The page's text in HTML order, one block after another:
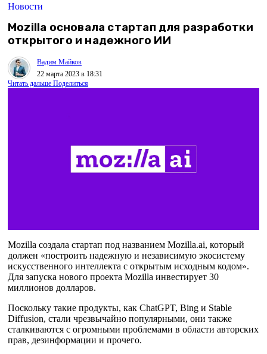
Новости
Mozilla основала стартап для разработки
открытого и надежного ИИ
Вадим Майков
22 марта 2023 в 18:31
Читать дальше Поделиться
Mozilla создала стартап под названием Mozilla.ai, который
должен «построить надежную и независимую экосистему
искусственного интеллекта с открытым исходным кодом».
Для запуска нового проекта Mozilla инвестирует 30
миллионов долларов.
Поскольку такие продукты, как ChatGPT, Bing и Stable
Diffusion, стали чрезвычайно популярными, они также
сталкиваются с огромными проблемами в области авторских
прав, дезинформации и прочего.